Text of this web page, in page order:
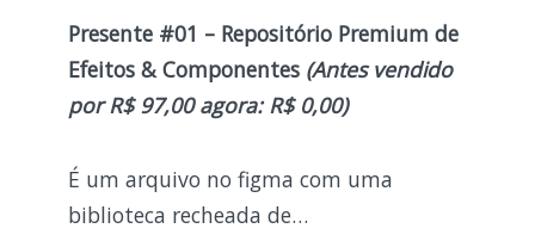
Presente #01 – Repositório Premium de
Efeitos & Componentes (Antes vendido
por R$97,00agora: R$ 0,00)
É um arquivo no figma com uma
biblioteca recheada de…